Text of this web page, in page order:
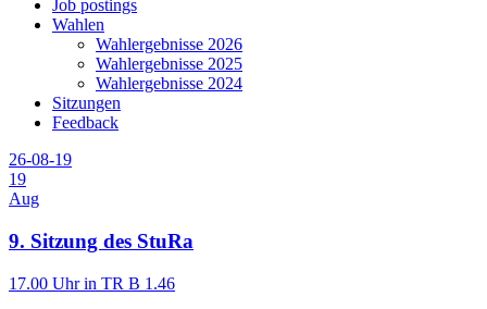
Job postings
Wahlen
Wahlergebnisse 2026
Wahlergebnisse 2025
Wahlergebnisse 2024
Sitzungen
Feedback
26-08-19
19
Aug
9. Sitzung des StuRa
17.00 Uhr in TR B 1.46